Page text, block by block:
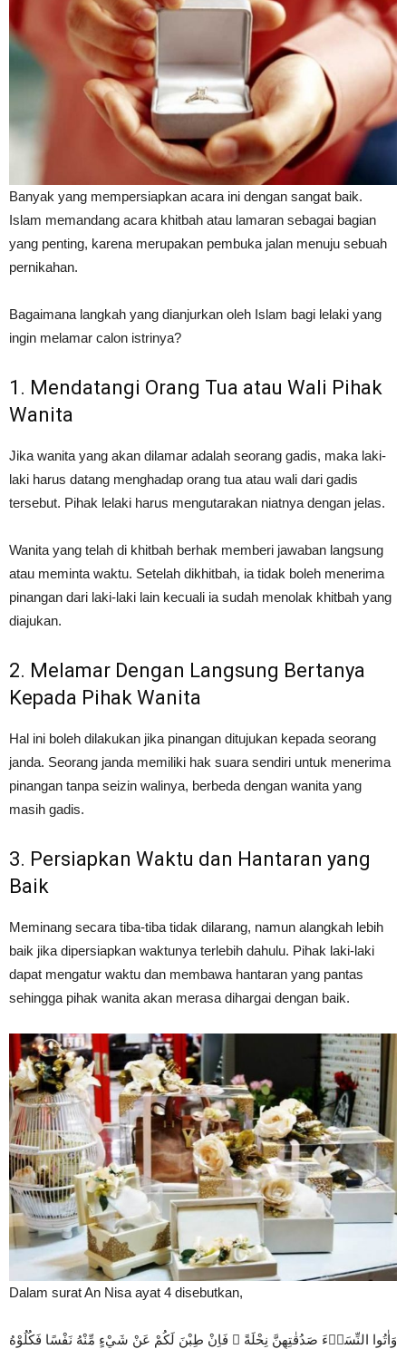
Banyak yang mempersiapkan acara ini dengan sangat baik.
Islam memandang acara khitbah atau lamaran sebagai bagian
yang penting, karena merupakan pembuka jalan menuju sebuah
pernikahan.
Bagaimana langkah yang dianjurkan oleh Islam bagi lelaki yang
ingin melamar calon istrinya?
1. Mendatangi Orang Tua atau Wali Pihak
Wanita
Jika wanita yang akan dilamar adalah seorang gadis, maka laki-
laki harus datang menghadap orang tua atau wali dari gadis
tersebut. Pihak lelaki harus mengutarakan niatnya dengan jelas.
Wanita yang telah di khitbah berhak memberi jawaban langsung
atau meminta waktu. Setelah dikhitbah, ia tidak boleh menerima
pinangan dari laki-laki lain kecuali ia sudah menolak khitbah yang
diajukan.
2. Melamar Dengan Langsung Bertanya
Kepada Pihak Wanita
Hal ini boleh dilakukan jika pinangan ditujukan kepada seorang
janda. Seorang janda memiliki hak suara sendiri untuk menerima
pinangan tanpa seizin walinya, berbeda dengan wanita yang
masih gadis.
3. Persiapkan Waktu dan Hantaran yang
Baik
Meminang secara tiba-tiba tidak dilarang, namun alangkah lebih
baik jika dipersiapkan waktunya terlebih dahulu. Pihak laki-laki
dapat mengatur waktu dan membawa hantaran yang pantas
sehingga pihak wanita akan merasa dihargai dengan baik.
Dalam surat An Nisa ayat 4 disebutkan,
وَاٰتُوا النِّسَاۤءَ صَدُقٰتِهِنَّ نِحْلَةً ۗ فَاِنْ طِبْنَ لَكُمْ عَنْ شَيْءٍ مِّنْهُ نَفْسًا فَكُلُوْهُ